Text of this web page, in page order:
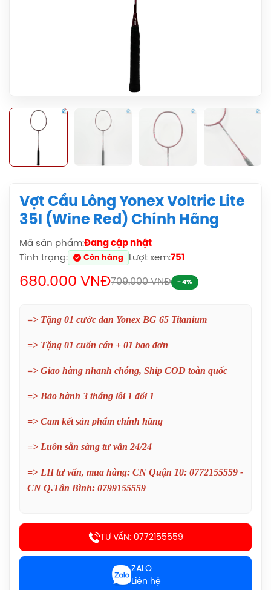
Vợt Cầu Lông Yonex Voltric Lite
35I (Wine Red) Chính Hãng
Mã sản phẩm:Đang cập nhật
Tình trạng:
Còn hàng Lượt xem:751
680.000 VNĐ709.000 VNĐ - 4%
=> Tặng 01 cước đan Yonex BG 65 Titanium
=> Tặng 01 cuốn cán + 01 bao đơn
=> Giao hàng nhanh chóng, Ship COD toàn quốc
=> Bảo hành 3 tháng lỗi 1 đổi 1
=> Cam kết sản phẩm chính hãng
=> Luôn sẵn sàng tư vấn 24/24
=> LH tư vấn, mua hàng: CN Quận 10: 0772155559 -
CN Q.Tân Bình: 0799155559
TƯ VẤN: 0772155559
ZALO
Liên hệ
(Black/Blue) Chính Hãng
1.690.000đ
Balo Cầu Lông Yonex Q014-324-2012
Chính Hãng
450.000đ
Balo Cầu Lông Yonex Q014 Chính